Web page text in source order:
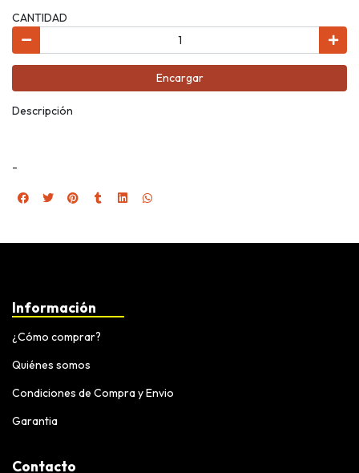
CANTIDAD
Encargar
Descripción
-
Información
¿Cómo comprar?
Quiénes somos
Condiciones de Compra y Envio
Garantia
Contacto